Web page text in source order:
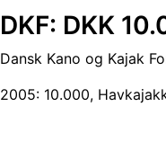
DKF: DKK
Dansk Kano og Kajak
2005: 10.000,